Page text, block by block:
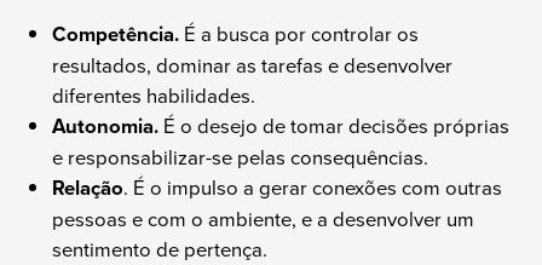
Competência. É a busca por controlar os
resultados, dominar as tarefas e desenvolver
diferentes habilidades.
Autonomia. É o desejo de tomar decisões próprias
e responsabilizar-se pelas consequências.
Relação. É o impulso a gerar conexões com outras
pessoas e com o ambiente, e a desenvolver um
sentimento de pertença.